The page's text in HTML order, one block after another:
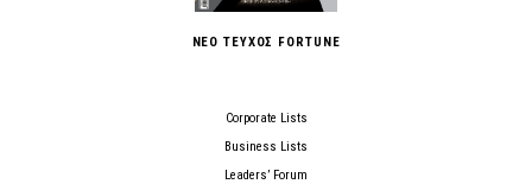
ΝΕΟ ΤΕΥΧΟΣ FORTUNE
Corporate Lists
Business Lists
Leaders’ Forum